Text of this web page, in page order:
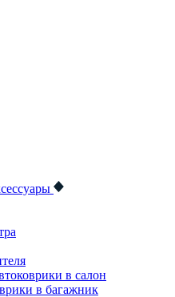
в салон
в багажник